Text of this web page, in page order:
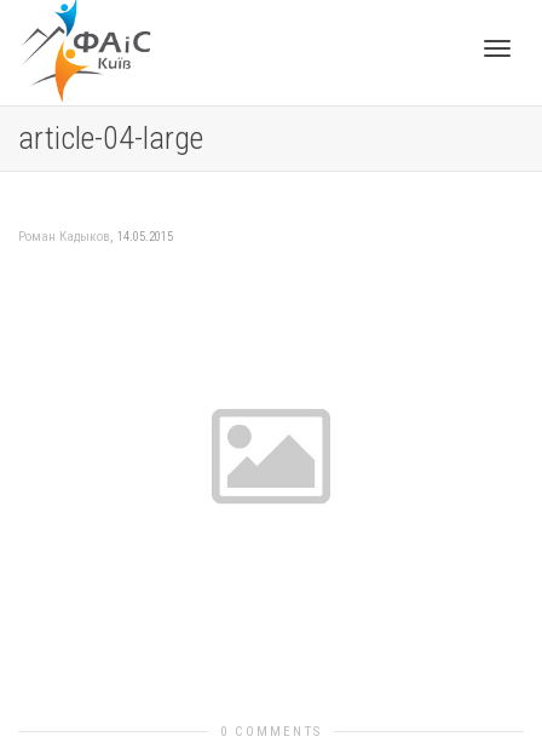
article-04-large
Роман Кадыков, 14.05.2015
0 COMMENTS